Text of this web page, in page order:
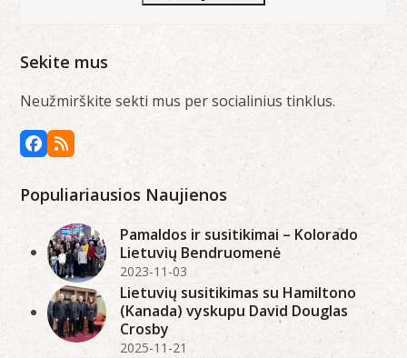
Sekite mus
Neužmirškite sekti mus per socialinius tinklus.
Facebook
RSS
Populiariausios Naujienos
Pamaldos ir susitikimai – Kolorado
Lietuvių Bendruomenė
2023-11-03
Lietuvių susitikimas su Hamiltono
(Kanada) vyskupu David Douglas
Crosby
2025-11-21